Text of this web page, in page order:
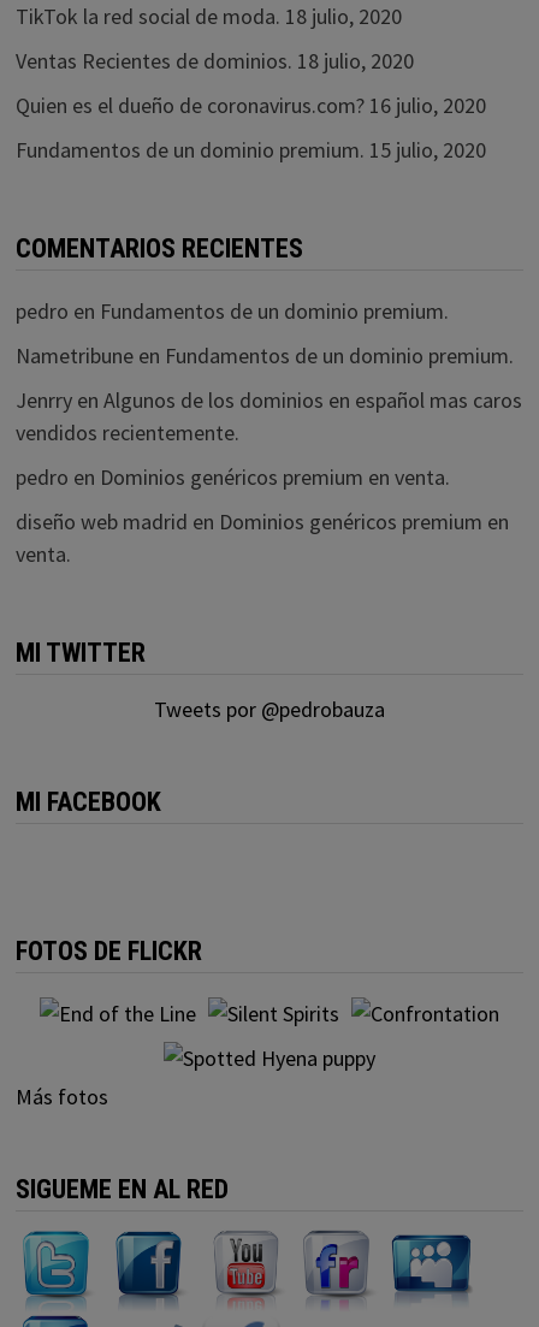
TikTok la red social de moda. 18 julio, 2020
Ventas Recientes de dominios. 18 julio, 2020
Quien es el dueño de coronavirus.com? 16 julio, 2020
Fundamentos de un dominio premium. 15 julio, 2020
COMENTARIOS RECIENTES
pedro en Fundamentos de un dominio premium.
Nametribuneen Fundamentos de un dominio premium.
Jenrryen Algunos de los dominios en español mas caros
vendidos recientemente.
pedro en Dominios genéricos premium en venta.
diseño web madrid en Dominios genéricos premium en
venta.
MI TWITTER
Tweets por @pedrobauza
MI FACEBOOK
FOTOS DE FLICKR
Más fotos
SIGUEME EN AL RED